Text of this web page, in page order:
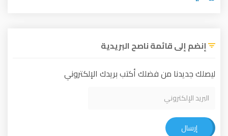
إنضم إلى قائمة ناصح البريدية
ليصلك جديدنا من فضلك أكتب بريدك الإلكتروني
إرسال